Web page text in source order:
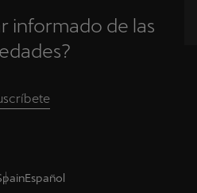
informado de las
Español